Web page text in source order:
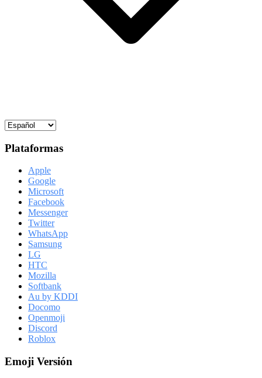
Plataformas
Apple
Google
Microsoft
Facebook
Messenger
Twitter
WhatsApp
Samsung
LG
HTC
Mozilla
Softbank
Au by KDDI
Docomo
Openmoji
Discord
Roblox
Emoji Versión